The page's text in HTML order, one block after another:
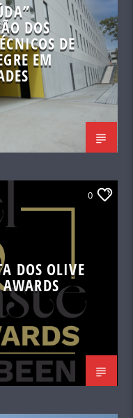
DOS
DE
EM
0
DOS OLIVE